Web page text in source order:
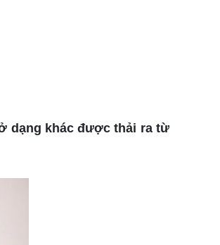
dạng khác được thải ra từ